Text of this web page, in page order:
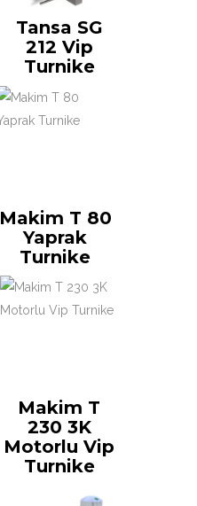
Tansa SG
212 Vip
Turnike
Makim T 80
Yaprak
Turnike
Makim T
230 3K
Motorlu Vip
Turnike